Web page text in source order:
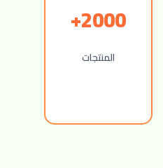
2000+
المنتجات